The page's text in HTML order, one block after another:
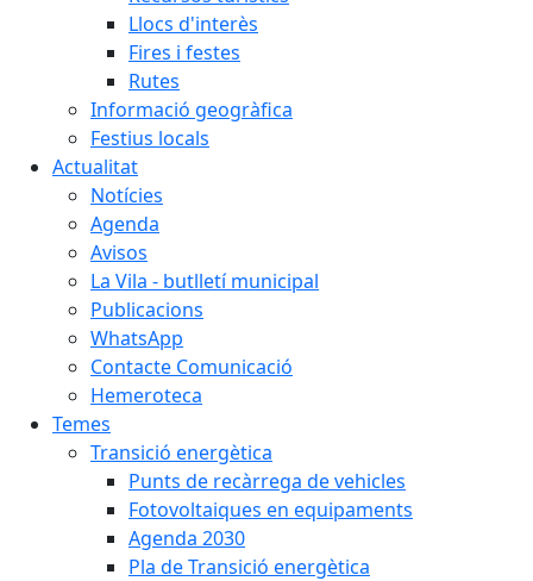
Llocs d'interès
Fires i festes
Rutes
Informació geogràfica
Festius locals
Actualitat
Notícies
Agenda
Avisos
La Vila - butlletí municipal
Publicacions
WhatsApp
Contacte Comunicació
Hemeroteca
Temes
Transició energètica
Punts de recàrrega de vehicles
Fotovoltaiques en equipaments
Agenda 2030
Pla de Transició energètica